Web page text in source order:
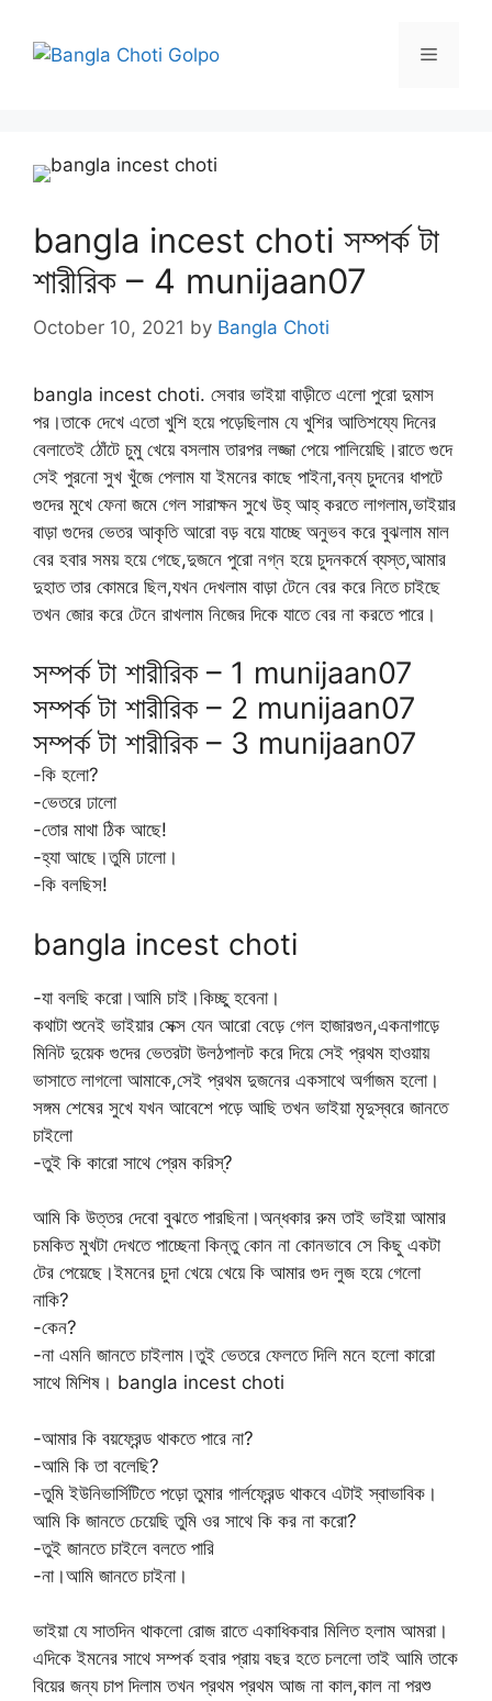
content
Menu
bangla incest choti সম্পর্ক টা
শারীরিক – 4 munijaan07
October 10, 2021 by Bangla Choti
bangla incest choti. সেবার ভাইয়া বাড়ীতে এলো পুরো দুমাস
পর।তাকে দেখে এতো খুশি হয়ে পড়েছিলাম যে খুশির আতিশয্যে দিনের
বেলাতেই ঠোঁটে চুমু খেয়ে বসলাম তারপর লজ্জা পেয়ে পালিয়েছি।রাতে গুদে
সেই পুরনো সুখ খুঁজে পেলাম যা ইমনের কাছে পাইনা,বন্য চুদনের ধাপটে
গুদের মুখে ফেনা জমে গেল সারাক্ষন সুখে উহ্ আহ্ করতে লাগলাম,ভাইয়ার
বাড়া গুদের ভেতর আকৃতি আরো বড় বয়ে যাচ্ছে অনুভব করে বুঝলাম মাল
বের হবার সময় হয়ে গেছে,দুজনে পুরো নগ্ন হয়ে চুদনকর্মে ব্যস্ত,আমার
দুহাত তার কোমরে ছিল,যখন দেখলাম বাড়া টেনে বের করে নিতে চাইছে
তখন জোর করে টেনে রাখলাম নিজের দিকে যাতে বের না করতে পারে।
সম্পর্ক টা শারীরিক – 1 munijaan07
সম্পর্ক টা শারীরিক – 2 munijaan07
সম্পর্ক টা শারীরিক – 3 munijaan07
-কি হলো?
-ভেতরে ঢালো
-তোর মাথা ঠিক আছে!
-হ্যা আছে।তুমি ঢালো।
-কি বলছিস!
bangla incest choti
-যা বলছি করো।আমি চাই।কিচ্ছু হবেনা।
কথাটা শুনেই ভাইয়ার সেক্স যেন আরো বেড়ে গেল হাজারগুন,একনাগাড়ে
মিনিট দুয়েক গুদের ভেতরটা উলঠপালট করে দিয়ে সেই প্রথম হাওয়ায়
ভাসাতে লাগলো আমাকে,সেই প্রথম দুজনের একসাথে অর্গাজম হলো।
সঙ্গম শেষের সুখে যখন আবেশে পড়ে আছি তখন ভাইয়া মৃদুস্বরে জানতে
চাইলো
-তুই কি কারো সাথে প্রেম করিস্?
আমি কি উত্তর দেবো বুঝতে পারছিনা।অন্ধকার রুম তাই ভাইয়া আমার
চমকিত মুখটা দেখতে পাচ্ছেনা কিন্তু কোন না কোনভাবে সে কিছু একটা
টের পেয়েছে।ইমনের চুদা খেয়ে খেয়ে কি আমার গুদ লুজ হয়ে গেলো
নাকি?
-কেন?
-না এমনি জানতে চাইলাম।তুই ভেতরে ফেলতে দিলি মনে হলো কারো
সাথে মিশিষ। bangla incest choti
-আমার কি বয়ফ্রেন্ড থাকতে পারে না?
-আমি কি তা বলেছি?
-তুমি ইউনিভার্সিটিতে পড়ো তুমার গার্লফ্রেন্ড থাকবে এটাই স্বাভাবিক।
আমি কি জানতে চেয়েছি তুমি ওর সাথে কি কর না করো?
-তুই জানতে চাইলে বলতে পারি
-না।আমি জানতে চাইনা।
ভাইয়া যে সাতদিন থাকলো রোজ রাতে একাধিকবার মিলিত হলাম আমরা।
এদিকে ইমনের সাথে সম্পর্ক হবার প্রায় বছর হতে চললো তাই আমি তাকে
বিয়ের জন্য চাপ দিলাম তখন প্রথম প্রথম আজ না কাল,কাল না পরশু